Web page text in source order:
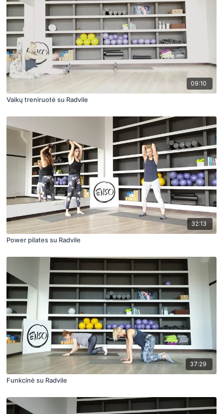
09:10
Vaikų treniruotė su Radvile
32:13
Power pilates su Radvile
37:29
Funkcinė su Radvile